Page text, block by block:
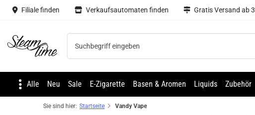
Filiale finden Verkaufsautomaten finden Gratis Versand ab
Steam time
Alle Neu Sale E-Zigarette Basen & Aromen Liquids Zubehör
Sie sind hier: Startseite Vandy Vape